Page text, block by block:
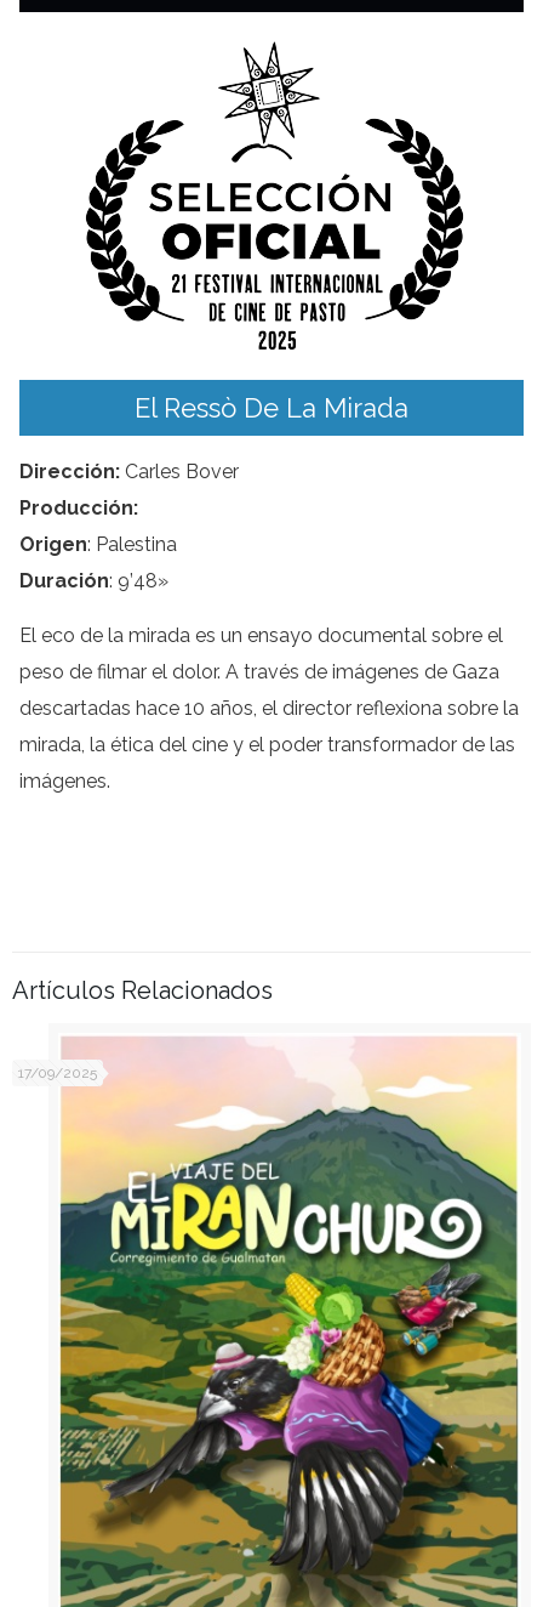
El Ressò De La Mirada
Dirección: Carles Bover
Producción:
Origen: Palestina
Duración: 9’48»
El eco de la mirada es un ensayo documental sobre el
peso de filmar el dolor. A través de imágenes de Gaza
descartadas hace 10 años, el director reflexiona sobre la
mirada, la ética del cine y el poder transformador de las
imágenes.
Artículos Relacionados
17/09/2025